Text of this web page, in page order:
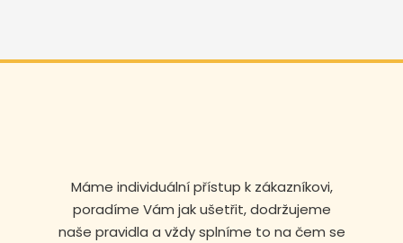
Máme individuální přístup k zákazníkovi,
poradíme Vám jak ušetřit, dodržujeme
naše pravidla a vždy splníme to na čem se